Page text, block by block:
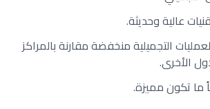
عالية وحديثة.
التجميلية منخفضة مقارنة بالمراكز
الأخرى.
ما تكون مميزة.